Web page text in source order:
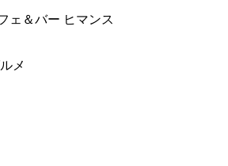
ェ＆バー ヒマンス
メ